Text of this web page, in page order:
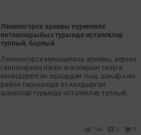
Лениногорск архивы күренекле
якташларыбыз турында истәлекләр
туплый, барлый
Лениногорск муниципаль архивы, аерым
гаиләләрнең нәсел агачларын төзүгә
юнәлдерелгән эшләрдән тыш, шәһәр һәм
район тарихында эз калдырган
шәхесләр турында истәлекләр туплый.
788 0 0